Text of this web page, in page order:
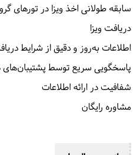
سابقه‌ طولانی اخذ ویزا در تورهای
دریافت ویزا
اطلاعات به‌روز و دقیق از شرایط
پاسخگویی سریع توسط پشتیبان‌های
شفافیت در ارائه‌ اطلاعات
مشاوره رایگان